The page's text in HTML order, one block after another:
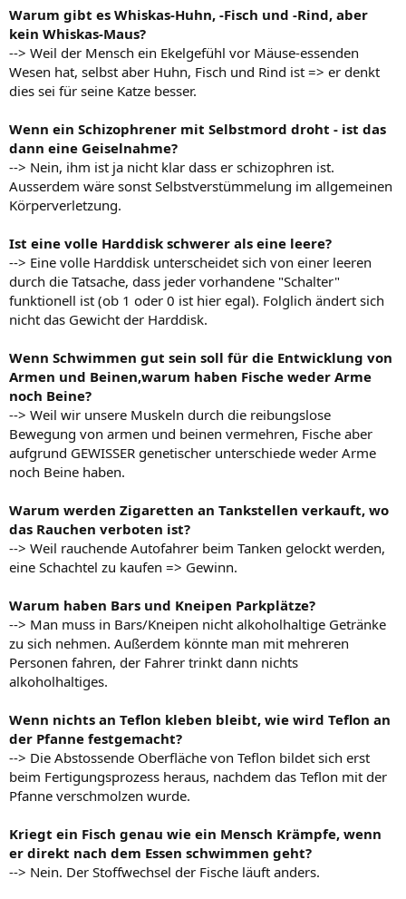
Warum gibt es Whiskas-Huhn, -Fisch und -Rind, aber
kein Whiskas-Maus?
--> Weil der Mensch ein Ekelgefühl vor Mäuse-essenden
Wesen hat, selbst aber Huhn, Fisch und Rind ist => er denkt
dies sei für seine Katze besser.
Wenn ein Schizophrener mit Selbstmord droht - ist das
dann eine Geiselnahme?
--> Nein, ihm ist ja nicht klar dass er schizophren ist.
Ausserdem wäre sonst Selbstverstümmelung im allgemeinen
Körperverletzung.
Ist eine volle Harddisk schwerer als eine leere?
--> Eine volle Harddisk unterscheidet sich von einer leeren
durch die Tatsache, dass jeder vorhandene "Schalter"
funktionell ist (ob 1 oder 0 ist hier egal). Folglich ändert sich
nicht das Gewicht der Harddisk.
Wenn Schwimmen gut sein soll für die Entwicklung von
Armen und Beinen,warum haben Fische weder Arme
noch Beine?
--> Weil wir unsere Muskeln durch die reibungslose
Bewegung von armen und beinen vermehren, Fische aber
aufgrund GEWISSER genetischer unterschiede weder Arme
noch Beine haben.
Warum werden Zigaretten an Tankstellen verkauft, wo
das Rauchen verboten ist?
--> Weil rauchende Autofahrer beim Tanken gelockt werden,
eine Schachtel zu kaufen => Gewinn.
Warum haben Bars und Kneipen Parkplätze?
--> Man muss in Bars/Kneipen nicht alkoholhaltige Getränke
zu sich nehmen. Außerdem könnte man mit mehreren
Personen fahren, der Fahrer trinkt dann nichts
alkoholhaltiges.
Wenn nichts an Teflon kleben bleibt, wie wird Teflon an
der Pfanne festgemacht?
--> Die Abstossende Oberfläche von Teflon bildet sich erst
beim Fertigungsprozess heraus, nachdem das Teflon mit der
Pfanne verschmolzen wurde.
Kriegt ein Fisch genau wie ein Mensch Krämpfe, wenn
er direkt nach dem Essen schwimmen geht?
--> Nein. Der Stoffwechsel der Fische läuft anders.